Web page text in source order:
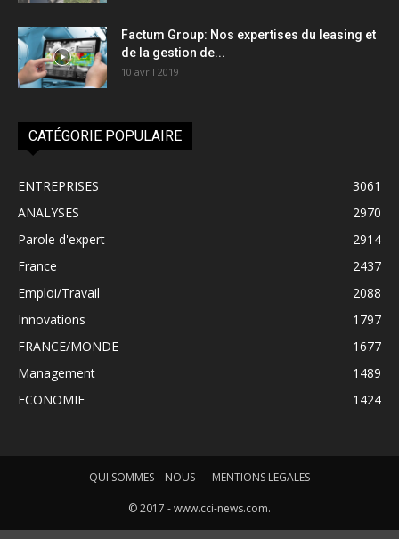
Factum Group: Nos expertises du leasing et
de la gestion de...
10 avril 2019
CATÉGORIE POPULAIRE
ENTREPRISES
3061
ANALYSES
2970
Parole d'expert
2914
France
2437
Emploi/Travail
2088
Innovations
1797
FRANCE/MONDE
1677
Management
1489
ECONOMIE
1424
QUI SOMMES – NOUS MENTIONS LEGALES
© 2017 - www.cci-news.com.